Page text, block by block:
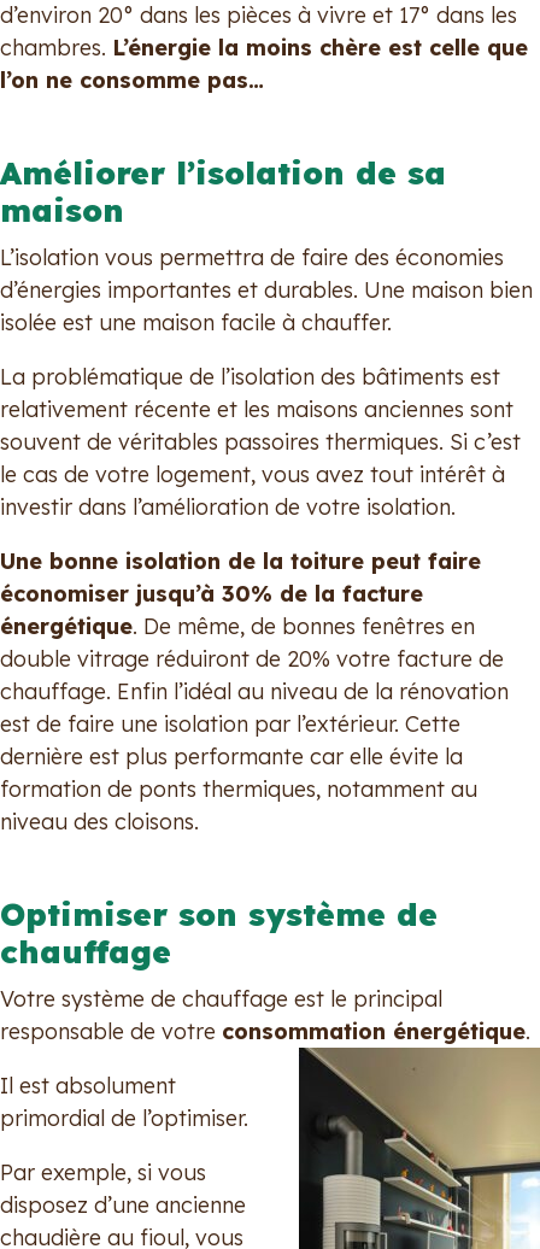
d’environ 20° dans les pièces à vivre et 17° dans les
chambres. L’énergie la moins chère est celle que
l’on ne consomme pas…
Améliorer l’isolation de sa
maison
L’isolation vous permettra de faire des économies
d’énergies importantes et durables. Une maison bien
isolée est une maison facile à chauffer.
La problématique de l’isolation des bâtiments est
relativement récente et les maisons anciennes sont
souvent de véritables passoires thermiques. Si c’est
le cas de votre logement, vous avez tout intérêt à
investir dans l’amélioration de votre isolation.
Une bonne isolation de la toiture peut faire
économiser jusqu’à 30% de la facture
énergétique. De même, de bonnes fenêtres en
double vitrage réduiront de 20% votre facture de
chauffage. Enfin l’idéal au niveau de la rénovation
est de faire une isolation par l’extérieur. Cette
dernière est plus performante car elle évite la
formation de ponts thermiques, notamment au
niveau des cloisons.
Optimiser son système de
chauffage
Votre système de chauffage est le principal
responsable de votre consommation énergétique.
Il est absolument
primordial de l’optimiser.
Par exemple, si vous
disposez d’une ancienne
chaudière au fioul, vous